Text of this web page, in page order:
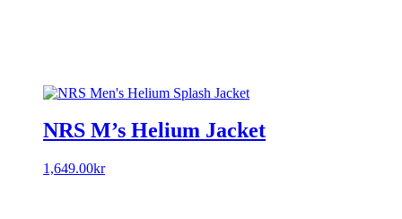
NRS M’s Helium Jacket
1,649.00kr